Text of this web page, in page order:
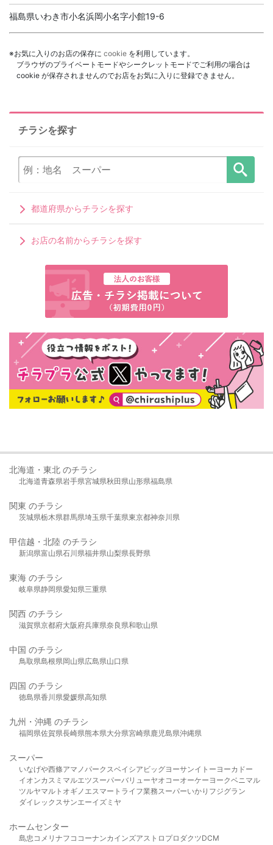
福島県いわき市小名浜岡小名字小館19-6
※お気に入りのお店の保存に cookie を利用しています。
ブラウザのプライベートモードやシークレットモードでご利用の場合は
cookie が保存されませんのでお店をお気に入りに登録できません。
チラシを探す
都道府県からチラシを探す
お店の名前からチラシを探す
北海道・東北 のチラシ
北海道青森県岩手県宮城県秋田県山形県福島県
関東 のチラシ
茨城県栃木県群馬県埼玉県千葉県東京都神奈川県
甲信越・北陸 のチラシ
新潟県富山県石川県福井県山梨県長野県
東海 のチラシ
岐阜県静岡県愛知県三重県
関西 のチラシ
滋賀県京都府大阪府兵庫県奈良県和歌山県
中国 のチラシ
鳥取県島根県岡山県広島県山口県
四国 のチラシ
徳島県香川県愛媛県高知県
九州・沖縄 のチラシ
福岡県佐賀県長崎県熊本県大分県宮崎県鹿児島県沖縄県
スーパー
いなげや西條アマノパークスベイシア ビッグヨーサンイトーヨーカドー
イオンカスミ マルエツスーパーバリューヤオコーオーケー ヨークベニマル
ツルヤマルト オギノ エスマート ライフ業務スーパーいかり フジグラン
ダイレックスサンエーイズミヤ
ホームセンター
島忠 コメリ ナフコ コーナンカインズアストロプロダクツDCM